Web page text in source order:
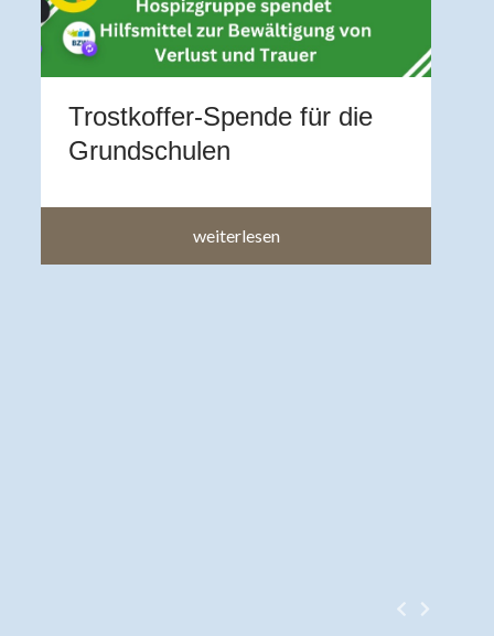
Trostkoffer-Spende für die
Grundschulen
weiterlesen